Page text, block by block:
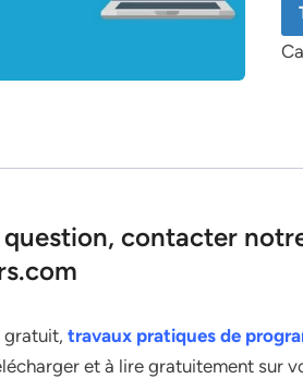
contacter
gratuit, travaux pratiques de
et à lire gratuitement sur